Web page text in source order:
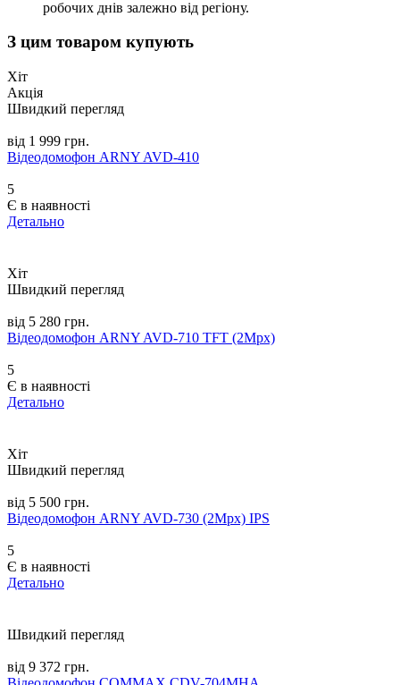
робочих днів залежно від регіону.
З цим товаром купують
Хіт
Акція
Швидкий перегляд
від 1 999 грн.
Відеодомофон ARNY AVD-410
5
Є в наявності
Детально
Хіт
Швидкий перегляд
від 5 280 грн.
Відеодомофон ARNY AVD-710 TFT (2Mpx)
5
Є в наявності
Детально
Хіт
Швидкий перегляд
від 5 500 грн.
Відеодомофон ARNY AVD-730 (2Mpx) IPS
5
Є в наявності
Детально
Швидкий перегляд
від 9 372 грн.